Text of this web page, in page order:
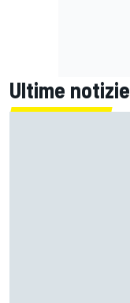
Ultime notizie